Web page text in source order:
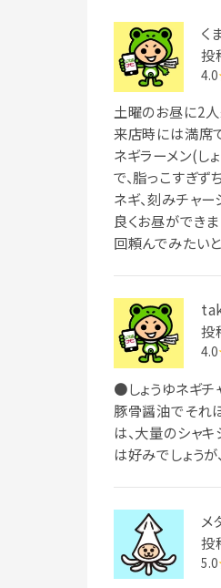
く
投
4.0
土曜のお昼に2人
来店時には満席
ネギラーメン(し
で、脂っこすぎず
ネギ、刻みチャ
良くお昼ができ
回頼んでみたい
投
4.0
●しょうゆネギチ
豚骨醤油でそれ
は、大量のシャ
は好みでしょう
メ
投
5.0